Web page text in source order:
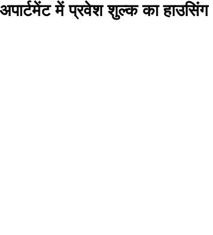
में प्रवेश शुल्क का हाउसिंग